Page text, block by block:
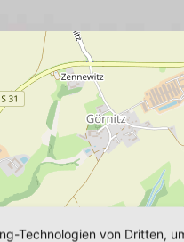
Technologien von Dritten,